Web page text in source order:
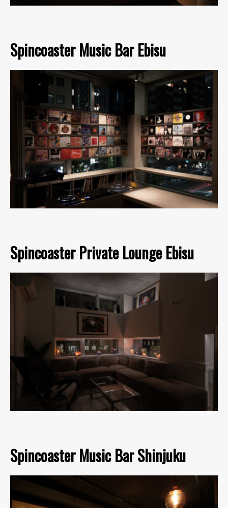
Spincoaster Music Bar Ebisu
Spincoaster Private Lounge Ebisu
Spincoaster Music Bar Shinjuku